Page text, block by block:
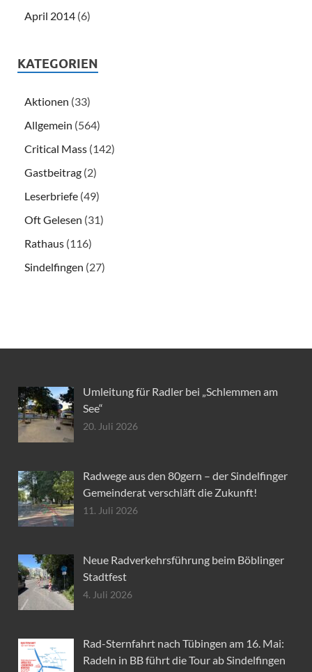
April 2014 (6)
KATEGORIEN
Aktionen (33)
Allgemein (564)
Critical Mass (142)
Gastbeitrag (2)
Leserbriefe (49)
Oft Gelesen (31)
Rathaus (116)
Sindelfingen (27)
Umleitung für Radler bei „Schlemmen am
See“
20. Juli 2026
Radwege aus den 80gern – der Sindelfinger
Gemeinderat verschläft die Zukunft!
11. Juli 2026
Neue Radverkehrsführung beim Böblinger
Stadtfest
4. Juli 2026
Rad-Sternfahrt nach Tübingen am 16. Mai:
Radeln in BB führt die Tour ab Sindelfingen